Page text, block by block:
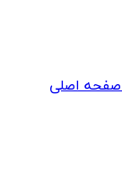
صفحه اصلی